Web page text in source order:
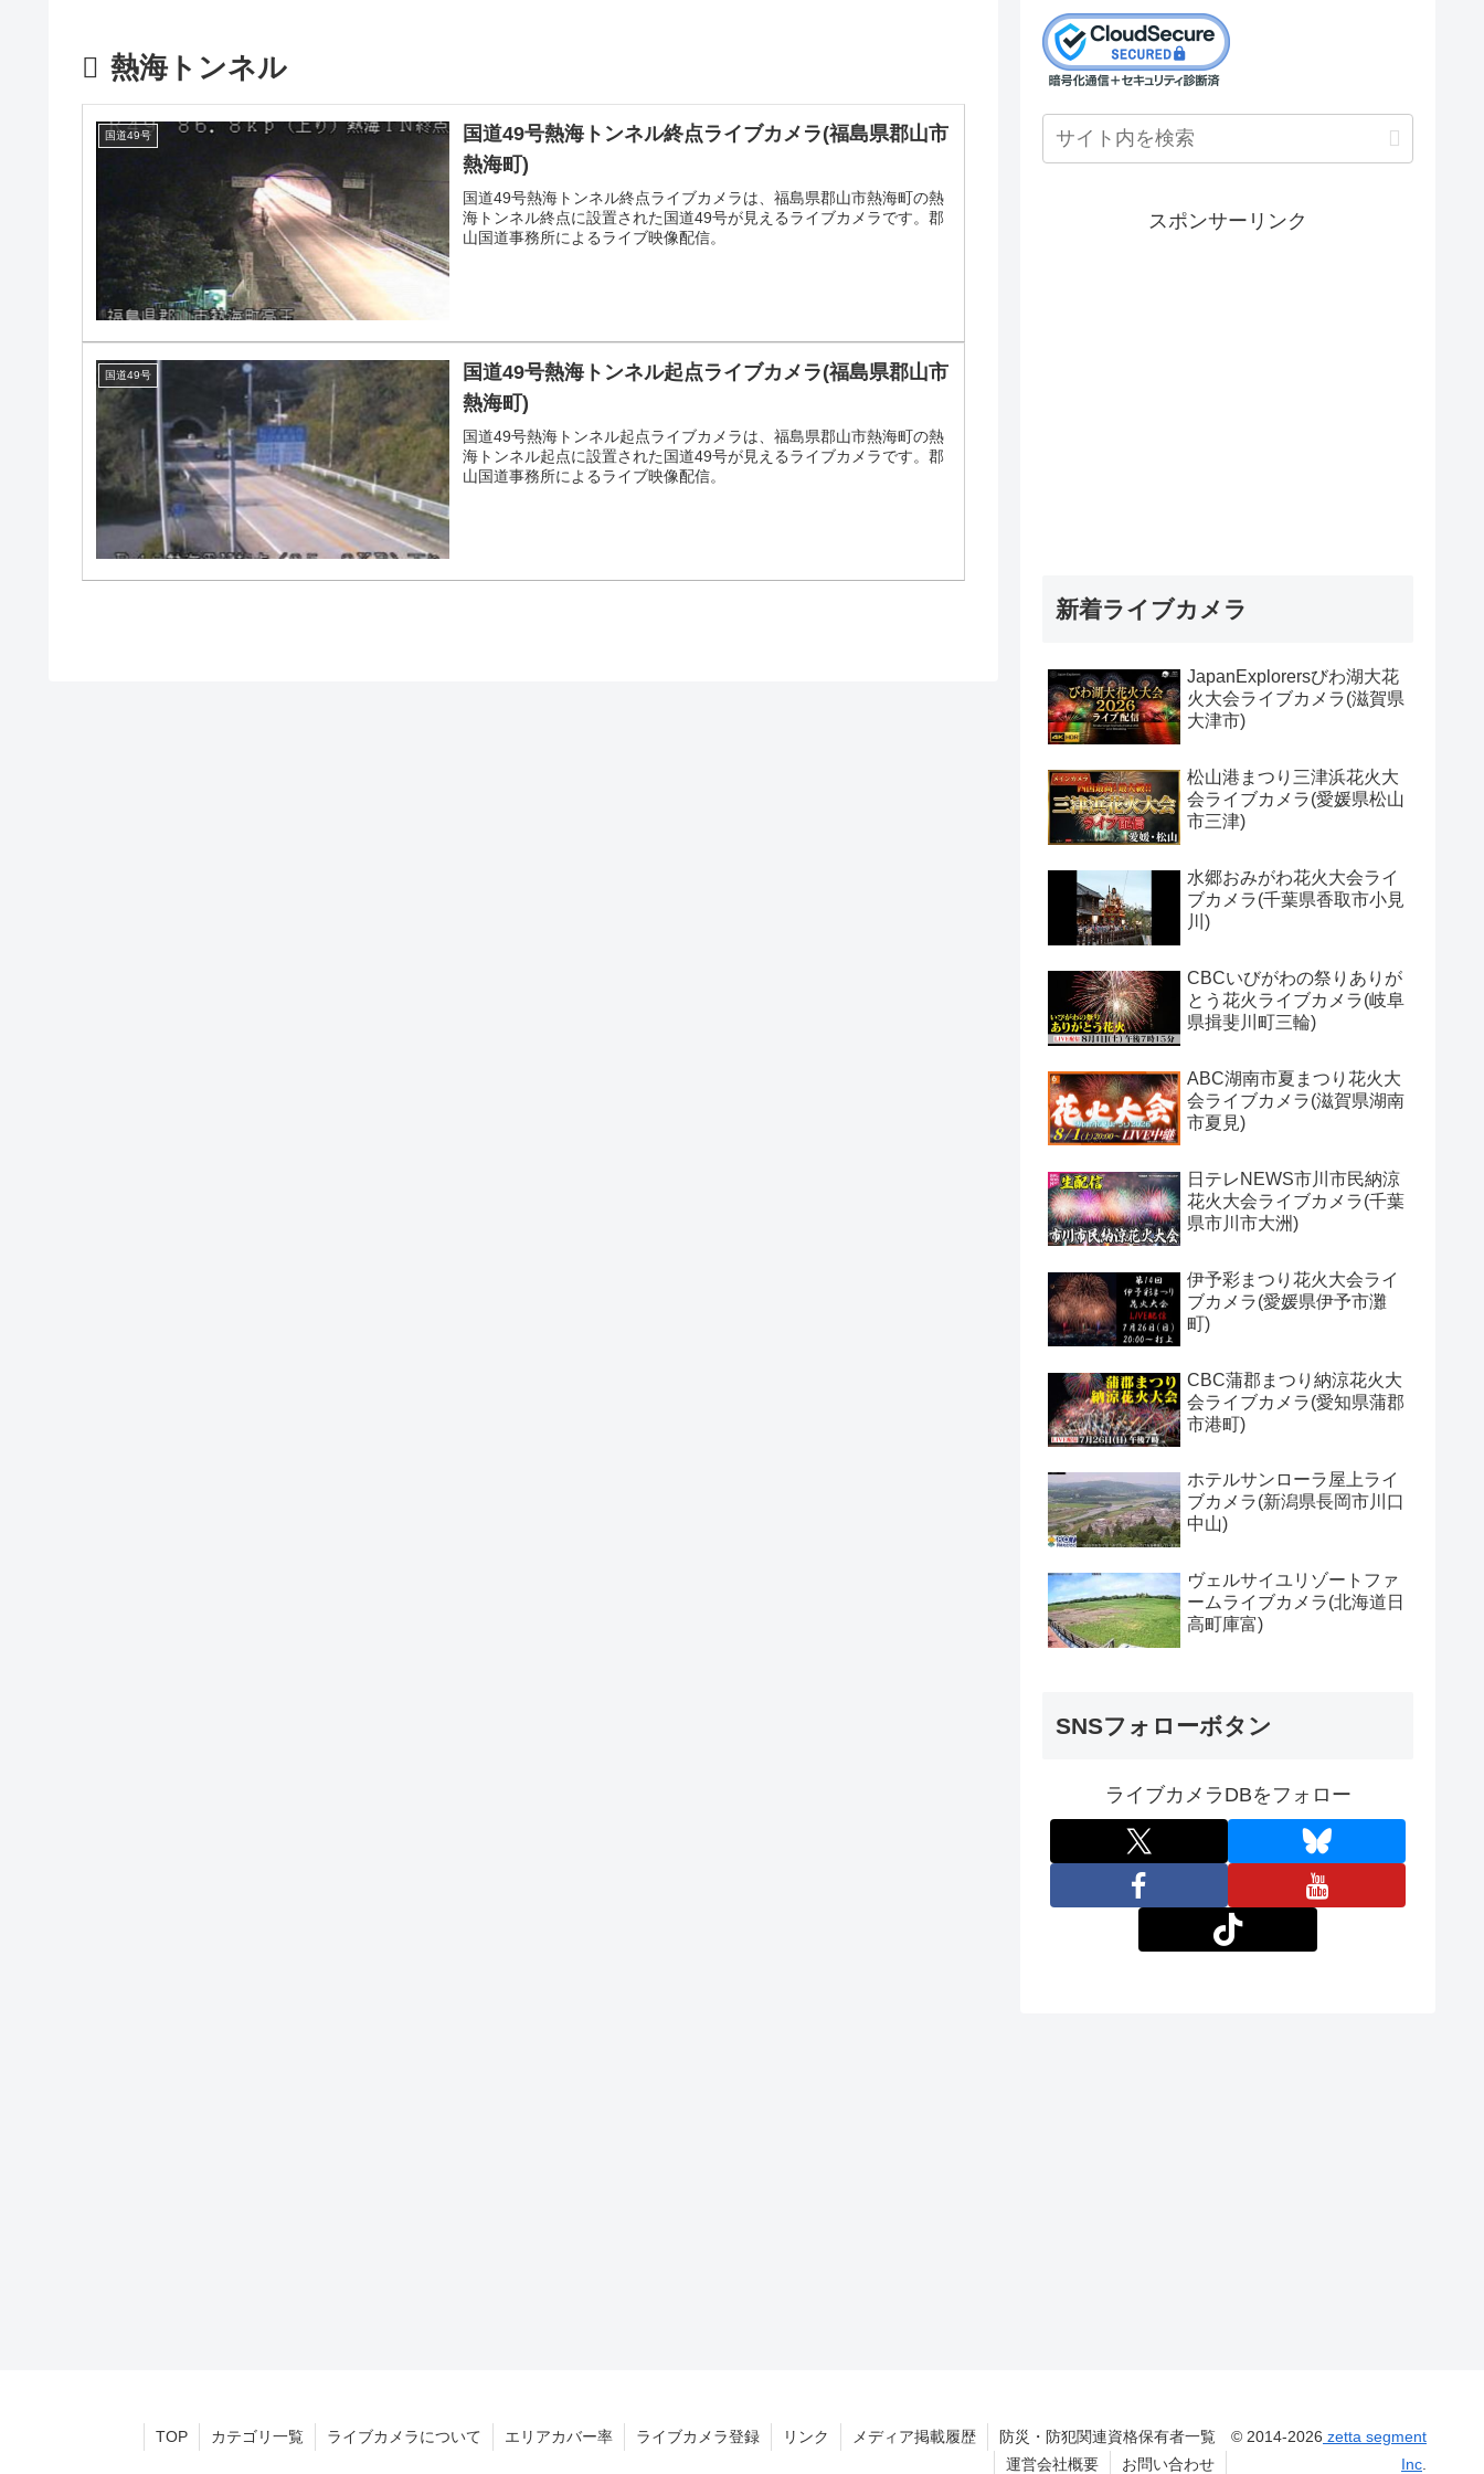
熱海トンネル
国道49号
国道49号熱海トンネル終点ライブカメラ(福島県郡山市
熱海町)
国道49号熱海トンネル終点ライブカメラは、福島県郡山市熱海町の熱
海トンネル終点に設置された国道49号が見えるライブカメラです。郡
山国道事務所によるライブ映像配信。
国道49号
国道49号熱海トンネル起点ライブカメラ(福島県郡山市
熱海町)
国道49号熱海トンネル起点ライブカメラは、福島県郡山市熱海町の熱
海トンネル起点に設置された国道49号が見えるライブカメラです。郡
山国道事務所によるライブ映像配信。
スポンサーリンク
新着ライブカメラ
JapanExplorersびわ湖大花
火大会ライブカメラ(滋賀県
大津市)
松山港まつり三津浜花火大
会ライブカメラ(愛媛県松山
市三津)
水郷おみがわ花火大会ライ
ブカメラ(千葉県香取市小見
川)
CBCいびがわの祭りありが
とう花火ライブカメラ(岐阜
県揖斐川町三輪)
ABC湖南市夏まつり花火大
会ライブカメラ(滋賀県湖南
市夏見)
日テレNEWS市川市民納涼
花火大会ライブカメラ(千葉
県市川市大洲)
伊予彩まつり花火大会ライ
ブカメラ(愛媛県伊予市灘
町)
CBC蒲郡まつり納涼花火大
会ライブカメラ(愛知県蒲郡
市港町)
ホテルサンローラ屋上ライ
ブカメラ(新潟県長岡市川口
中山)
ヴェルサイユリゾートファ
ームライブカメラ(北海道日
高町庫富)
SNSフォローボタン
ライブカメラDBをフォロー
TOP カテゴリ一覧 ライブカメラについて エリアカバー率 ライブカメラ登録 リンク メディア掲載履歴
防災・防犯関連資格保有者一覧
運営会社概要
お問い合わせ
© 2014-2026 zetta segment
Inc